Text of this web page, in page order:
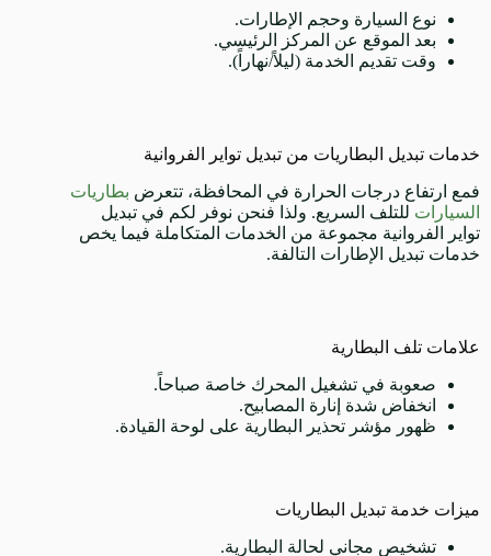
نوع السيارة وحجم الإطارات.
بعد الموقع عن المركز الرئيسي.
وقت تقديم الخدمة (ليلاً/نهاراً).
خدمات تبديل البطاريات من تبديل تواير الفروانية
فمع ارتفاع درجات الحرارة في المحافظة، تتعرض بطاريات
السيارات للتلف السريع. ولذا فنحن نوفر لكم في تبديل
تواير الفروانية مجموعة من الخدمات المتكاملة فيما يخص
خدمات تبديل الإطارات التالفة.
علامات تلف البطارية
صعوبة في تشغيل المحرك خاصة صباحاً.
انخفاض شدة إنارة المصابيح.
ظهور مؤشر تحذير البطارية على لوحة القيادة.
ميزات خدمة تبديل البطاريات
تشخيص مجاني لحالة البطارية.